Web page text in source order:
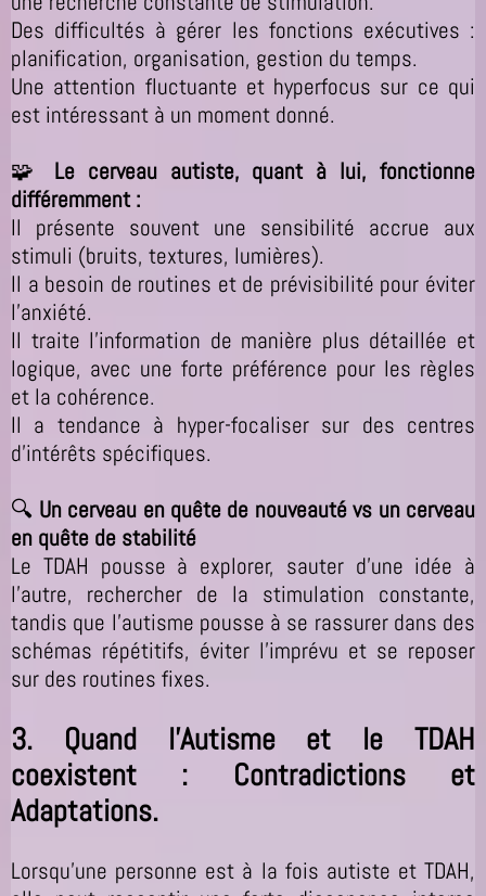
Des difficultés à gérer les fonctions exécutives :
planification, organisation, gestion du temps.
Une attention fluctuante et hyperfocus sur ce qui
est intéressant à un moment donné.
🧩 Le cerveau autiste, quant à lui, fonctionne
différemment :
Il présente souvent une sensibilité accrue aux
stimuli (bruits, textures, lumières).
Il a besoin de routines et de prévisibilité pour éviter
l’anxiété.
Il traite l’information de manière plus détaillée et
logique, avec une forte préférence pour les règles
et la cohérence.
Il a tendance à hyper-focaliser sur des centres
d’intérêts spécifiques.
🔍 Un cerveau en quête de nouveauté vs un cerveau
en quête de stabilité
Le TDAH pousse à explorer, sauter d’une idée à
l’autre, rechercher de la stimulation constante,
tandis que l’autisme pousse à se rassurer dans des
schémas répétitifs, éviter l’imprévu et se reposer
sur des routines fixes.
3. Quand l’Autisme et le TDAH
coexistent : Contradictions et
Adaptations.
Lorsqu’une personne est à la fois autiste et TDAH,